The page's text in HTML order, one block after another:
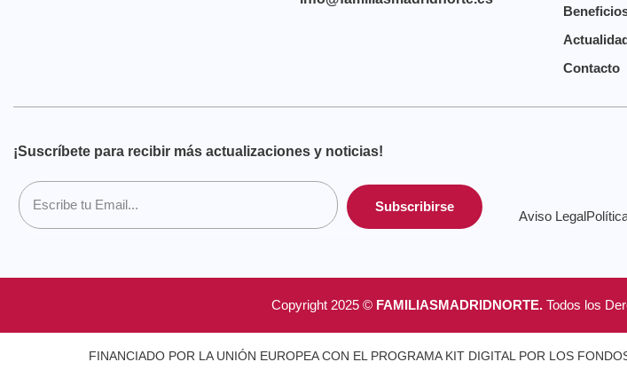
Contacto
¡Suscríbete para recibir más actualizaciones y noticias!
Subscribirse
Aviso Legal
Copyright 2025 © FAMILIASMADRIDNORTE. Todos los
FINANCIADO POR LA UNIÓN EUROPEA CON EL PROGRAMA KIT DIGITAL POR LOS